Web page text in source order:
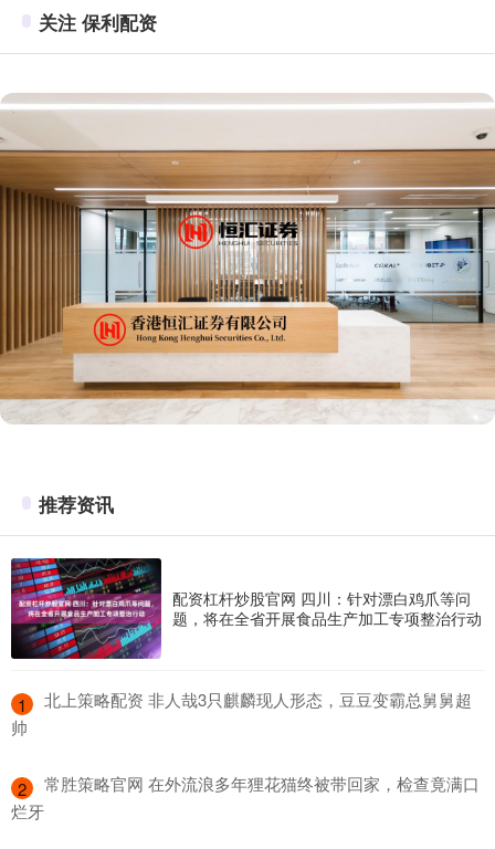
关注 保利配资
推荐资讯
配资杠杆炒股官网 四川：针对漂白鸡爪等问
题，将在全省开展食品生产加工专项整治行动
1
​北上策略配资 非人哉3只麒麟现人形态，豆豆变霸总舅舅超
帅
2
​常胜策略官网 在外流浪多年狸花猫终被带回家，检查竟满口
烂牙